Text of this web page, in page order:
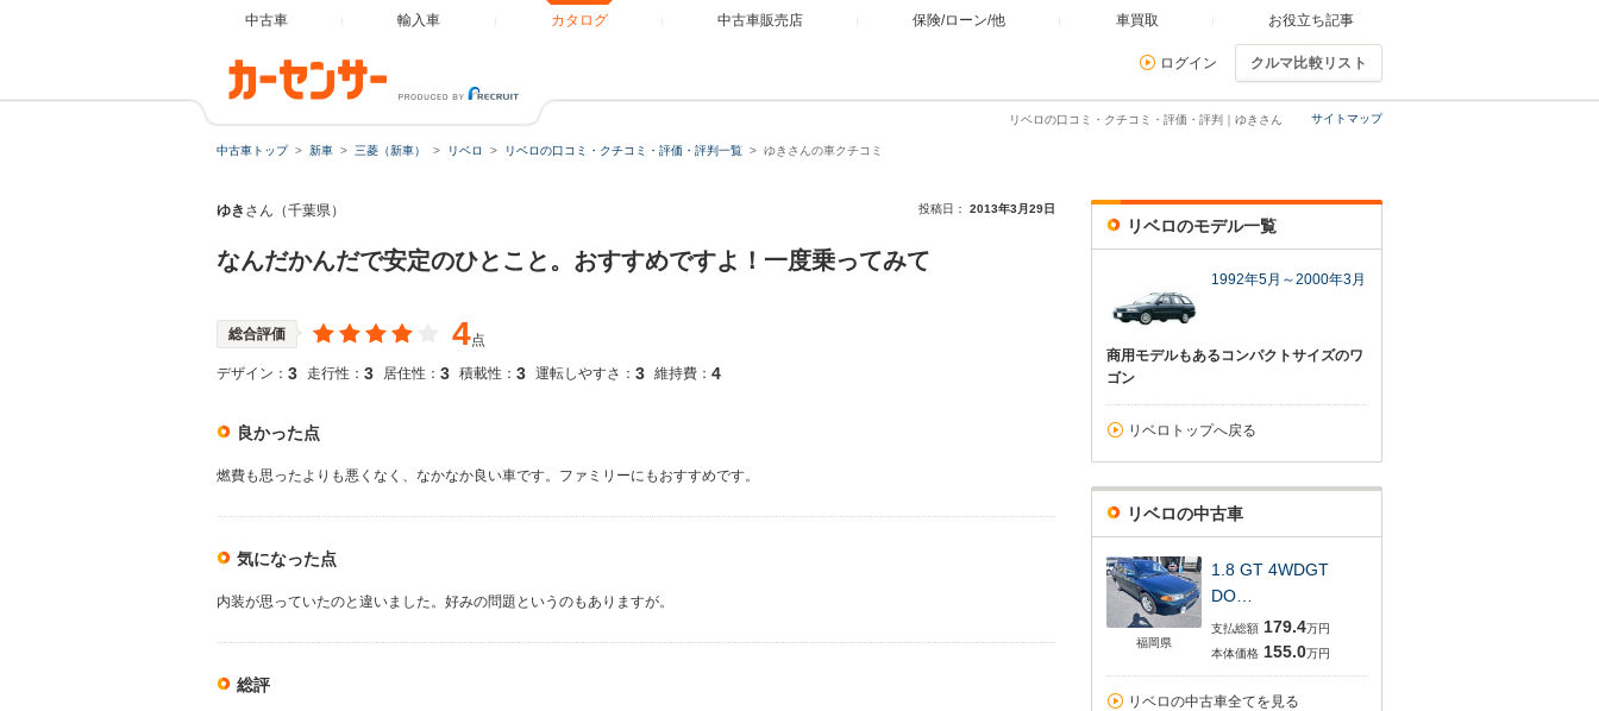
中古車 輸入車 カタログ 中古車販売店 保険/ローン/他 車買取 お役立ち記事
ログイン クルマ比較リスト
サイトマップ
リベロの口コミ・クチコミ・評価・評判｜ゆきさん
中古車トップ 新車 三菱（新車） リベロ リベロの口コミ・クチコミ・評価・評判一覧 ゆきさんの車クチコミ
ゆき さん（千葉県） 投稿日： 2013年3月29日
なんだかんだで安定のひとこと。おすすめですよ！一度乗ってみて
総合評価 4点
デザイン： 3 走行性： 3 居住性： 3 積載性： 3 運転しやすさ： 3 維持費： 4
良かった点
燃費も思ったよりも悪くなく、なかなか良い車です。ファミリーにもおすすめです。
気になった点
内装が思っていたのと違いました。好みの問題というのもありますが。
総評
リベロのモデル一覧
1992年5月～2000年3月
商用モデルもあるコンパクトサイズのワ
ゴン
リベロトップへ戻る
リベロの中古車
福岡県
1.8 GT 4WDGT
DO…
支払総額 179.4万円
本体価格 155.0万円
リベロの中古車全てを見る